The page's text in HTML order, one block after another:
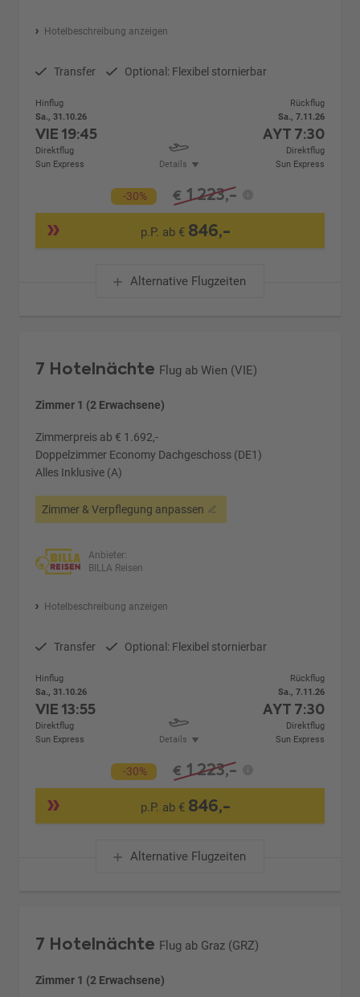
Hotelbeschreibung anzeigen
Transfer Optional: Flexibel stornierbar
Hinflug
Sa., 31.10.26
VIE19:45
Direktflug
Sun Express
Details
Rückflug
Sa., 7.11.26
AYT 7:30
Direktflug
Sun Express
-30% € 1.223,-
p.P. ab € 846,-
Alternative Flugzeiten
7 Hotelnächte Flug ab Wien (VIE)
Zimmer 1 (2 Erwachsene)
Zimmerpreis ab € 1.692,-
Doppelzimmer Economy Dachgeschoss (DE1)
Alles Inklusive (A)
Zimmer & Verpflegung anpassen
Anbieter:
BILLA Reisen
Hotelbeschreibung anzeigen
Transfer Optional: Flexibel stornierbar
Hinflug
Sa., 31.10.26
VIE13:55
Direktflug
Sun Express
Details
Rückflug
Sa., 7.11.26
AYT 7:30
Direktflug
Sun Express
-30% € 1.223,-
p.P. ab € 846,-
Alternative Flugzeiten
7 Hotelnächte Flug ab Graz (GRZ)
Zimmer 1 (2 Erwachsene)